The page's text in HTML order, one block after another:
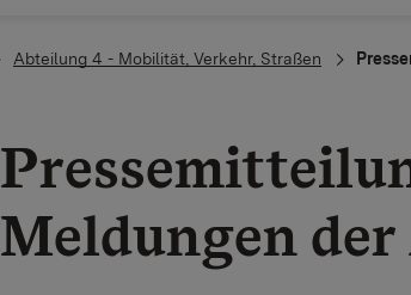
Abteilung 4 - Mobilität, Verkehr, Straßen
Meldungen